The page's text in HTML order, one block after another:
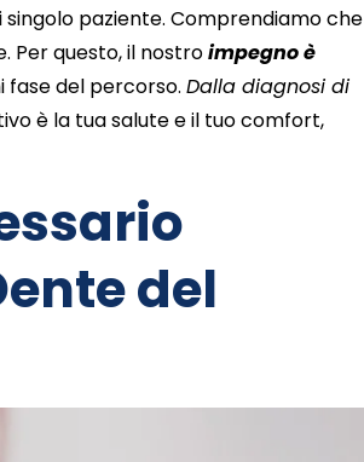
singolo paziente.Comprendiamo che
. Per questo, il nostroimpegno è
fase del percorso.Dalla diagnosi di
è la tua salute e il tuo comfort,
del